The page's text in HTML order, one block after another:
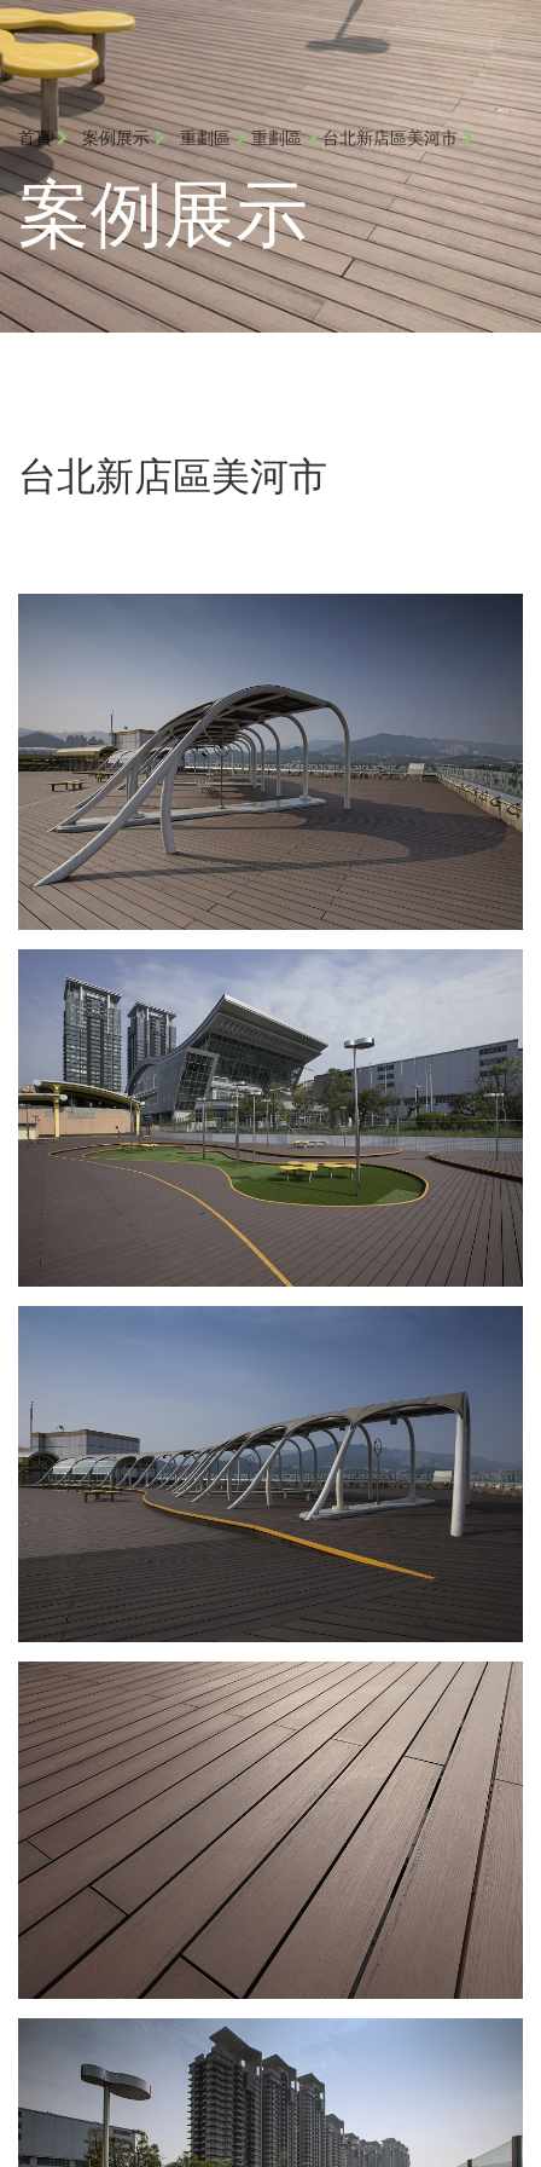
首頁 案例展示 重劃區 重劃區 台北新店區美河市
案例展示
台北新店區美河市